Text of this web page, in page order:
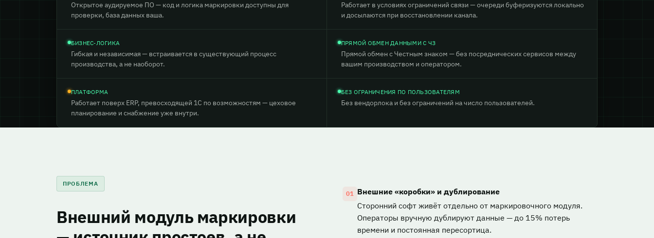
Открытое аудируемое ПО — код и логика маркировки доступны для
проверки, база данных ваша.
Работает в условиях ограничений связи — очереди буферизуются локально
и досылаются при восстановлении канала.
БИЗНЕС-ЛОГИКА
Гибкая и независимая — встраивается в существующий процесс
производства, а не наоборот.
ПРЯМОЙ ОБМЕН ДАННЫМИ С ЧЗ
Прямой обмен с Честным знаком — без посреднических сервисов между
вашим производством и оператором.
ПЛАТФОРМА
Работает поверх ERP, превосходящей 1С по возможностям — цеховое
планирование и снабжение уже внутри.
БЕЗ ОГРАНИЧЕНИЯ ПО ПОЛЬЗОВАТЕЛЯМ
Без вендорлока и без ограничений на число пользователей.
ПРОБЛЕМА
Внешний модуль маркировки
01 Внешние «коробки» и дублирование
Сторонний софт живёт отдельно от маркировочного модуля.
Операторы вручную дублируют данные — до 15% потерь
времени и постоянная пересортица.